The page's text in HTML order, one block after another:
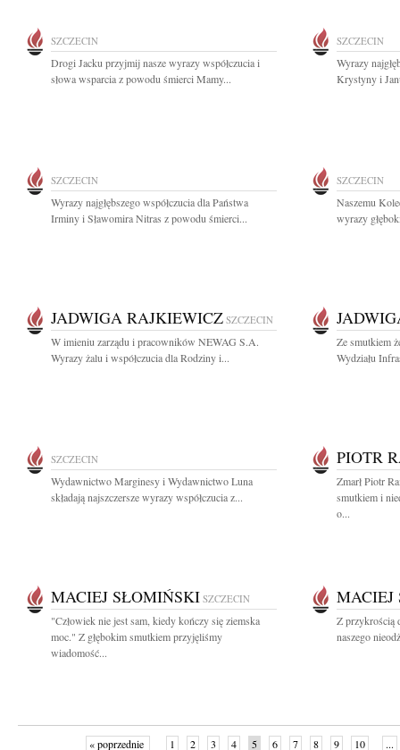
SZCZECIN
Drogi Jacku przyjmij nasze wyrazy współczucia i
słowa wsparcia z powodu śmierci Mamy...
SZCZECIN
Wyrazy
Krystyny i
SZCZECIN
Wyrazy najgłębszego współczucia dla Państwa
Irminy i Sławomira Nitras z powodu śmierci...
SZCZECIN
Naszemu
wyrazy
JADWIGA RAJKIEWICZ SZCZECIN
W imieniu zarządu i pracowników NEWAG S.A.
Wyrazy żalu i współczucia dla Rodziny i...
Ze smutkiem
Wydziału
SZCZECIN
Wydawnictwo Marginesy i Wydawnictwo Luna
składają najszczersze wyrazy współczucia z...
PIOTR
Zmarł Piotr
smutkiem i
o...
MACIEJ SŁOMIŃSKI SZCZECIN
"Człowiek nie jest sam, kiedy kończy się ziemska
moc." Z głębokim smutkiem przyjęliśmy
wiadomość...
MACIEJ
Z przykrością
naszego
« poprzednie 1 2 3 4 5 6 7 8 9 10 ...